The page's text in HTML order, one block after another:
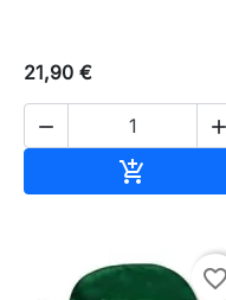
21,90 €
 

favorite_border